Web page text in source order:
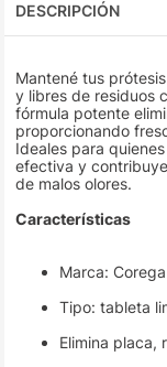
DESCRIPCIÓN
Mantené tus
y libres de residuos
fórmula potente
proporcionando
Ideales para
efectiva y
de malos olores.
Características
Marca: Corega
Tipo: tableta
Elimina placa,